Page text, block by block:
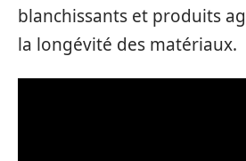
blanchissants et produits
la longévité des matériaux.